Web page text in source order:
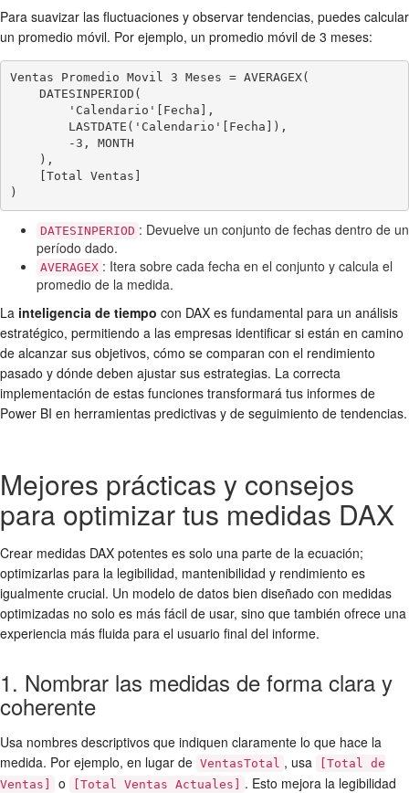
Para suavizar las fluctuaciones y observar tendencias, puedes calcular
un promedio móvil. Por ejemplo, un promedio móvil de 3 meses:
Ventas Promedio Movil 3 Meses = AVERAGEX(
)
DATESINPERIOD : Devuelve un conjunto de fechas dentro de un
período dado.
AVERAGEX : Itera sobre cada fecha en el conjunto y calcula el
promedio de la medida.
La inteligencia de tiempo con DAX es fundamental para un análisis
estratégico, permitiendo a las empresas identificar si están en camino
de alcanzar sus objetivos, cómo se comparan con el rendimiento
pasado y dónde deben ajustar sus estrategias. La correcta
implementación de estas funciones transformará tus informes de
Power BI en herramientas predictivas y de seguimiento de tendencias.
Mejores prácticas y consejos
para optimizar tus medidas DAX
Crear medidas DAX potentes es solo una parte de la ecuación;
optimizarlas para la legibilidad, mantenibilidad y rendimiento es
igualmente crucial. Un modelo de datos bien diseñado con medidas
optimizadas no solo es más fácil de usar, sino que también ofrece una
experiencia más fluida para el usuario final del informe.
1. Nombrar las medidas de forma clara y
coherente
Usa nombres descriptivos que indiquen claramente lo que hace la
medida. Por ejemplo, en lugar de VentasTotal , usa
[Total de
Ventas]
o [Total Ventas Actuales]
. Esto mejora la legibilidad